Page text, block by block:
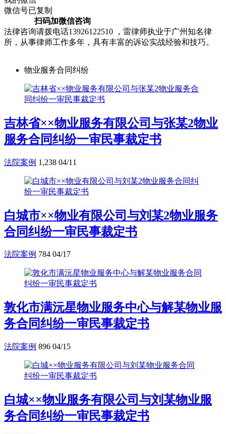
微信号已复制
扫码加微信咨询
法律咨询请拨电话13926122510 ，雷律师执业于广州知名律
所，从事律师工作多年，具有丰富的诉讼实战经验和技巧。
物业服务合同纠纷
吉林省××物业服务有限公司与张某2物业
服务合同纠纷一审民事裁定书
法院案例 1,238 04/11
白城市××物业有限公司与刘某2物业服务
合同纠纷一审民事裁定书
法院案例 784 04/17
敦化市满沅星物业服务中心与解某物业服
务合同纠纷一审民事裁定书
法院案例 896 04/15
白城××物业服务有限公司与刘某物业服
务合同纠纷一审民事裁定书